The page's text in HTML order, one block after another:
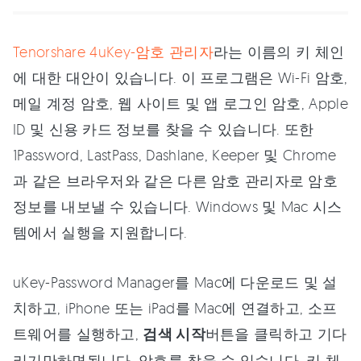
Tenorshare 4uKey-암호 관리자라는 이름의 키 체인
에 대한 대안이 있습니다. 이 프로그램은 Wi-Fi 암호,
메일 계정 암호, 웹 사이트 및 앱 로그인 암호, Apple
ID 및 신용 카드 정보를 찾을 수 있습니다. 또한
1Password, LastPass, Dashlane, Keeper 및 Chrome
과 같은 브라우저와 같은 다른 암호 관리자로 암호
정보를 내보낼 수 있습니다. Windows 및 Mac 시스
템에서 실행을 지원합니다.
uKey-Password Manager를 Mac에 다운로드 및 설
치하고, iPhone 또는 iPad를 Mac에 연결하고, 소프
트웨어를 실행하고, 검색 시작버튼을 클릭하고 기다